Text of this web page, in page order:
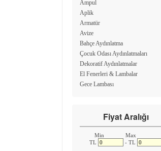
Ampul
Aplik
Armatür
Avize
Bahçe Aydınlatma
Çocuk Odası Aydınlatmaları
Dekoratif Aydınlatmalar
El Fenerleri & Lambalar
Gece Lambası
Led Aydınlatmalar
Masa Lambası
Projektör
Sarkıt
Fiyat Aralığı
Min
Max
TL
- TL